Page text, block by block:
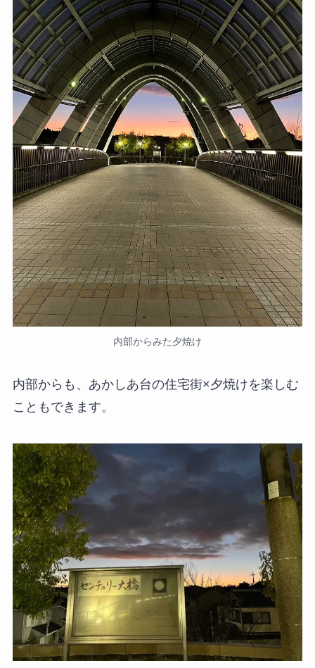
内部からみた夕焼け
内部からも、あかしあ台の住宅街×夕焼けを楽しむ
こともできます。